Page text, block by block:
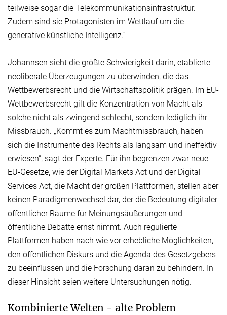
teilweise sogar die Telekommunikationsinfrastruktur.
Zudem sind sie Protagonisten im Wettlauf um die
generative künstliche Intelligenz.“
Johannsen sieht die größte Schwierigkeit darin, etablierte
neoliberale Überzeugungen zu überwinden, die das
Wettbewerbsrecht und die Wirtschaftspolitik prägen. Im EU-
Wettbewerbsrecht gilt die Konzentration von Macht als
solche nicht als zwingend schlecht, sondern lediglich ihr
Missbrauch. „Kommt es zum Machtmissbrauch, haben
sich die Instrumente des Rechts als langsam und ineffektiv
erwiesen“, sagt der Experte. Für ihn begrenzen zwar neue
EU-Gesetze, wie der Digital Markets Act und der Digital
Services Act, die Macht der großen Plattformen, stellen aber
keinen Paradigmenwechsel dar, der die Bedeutung digitaler
öffentlicher Räume für Meinungsäußerungen und
öffentliche Debatte ernst nimmt. Auch regulierte
Plattformen haben nach wie vor erhebliche Möglichkeiten,
den öffentlichen Diskurs und die Agenda des Gesetzgebers
zu beeinflussen und die Forschung daran zu behindern. In
dieser Hinsicht seien weitere Untersuchungen nötig.
Kombinierte Welten - alte Problem